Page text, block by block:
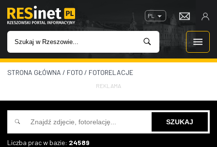
PL
WIADOMOŚCI
INWESTYCJE
IMPREZY
STRONA GŁÓWNA / FOTO / FOTORELACJE
REKLAMA
Liczba prac w bazie: 24589